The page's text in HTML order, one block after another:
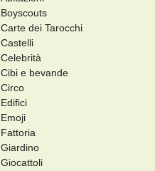
Boyscouts
Carte dei Tarocchi
Castelli
Celebrità
Cibi e bevande
Circo
Edifici
Emoji
Fattoria
Giardino
Giocattoli